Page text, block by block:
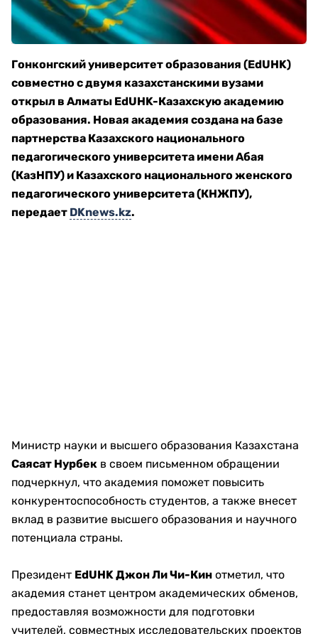
Гонконгский университет образования (EdUHK)
совместно с двумя казахстанскими вузами
открыл в Алматы EdUHK-Казахскую академию
образования. Новая академия создана на базе
партнерства Казахского национального
педагогического университета имени Абая
(КазНПУ) и Казахского национального женского
педагогического университета (КНЖПУ),
передает DKnews.kz.
Министр науки и высшего образования Казахстана
Саясат Нурбек в своем письменном обращении
подчеркнул, что академия поможет повысить
конкурентоспособность студентов, а также внесет
вклад в развитие высшего образования и научного
потенциала страны.
Президент EdUHK Джон Ли Чи-Кин отметил, что
академия станет центром академических обменов,
предоставляя возможности для подготовки
учителей, совместных исследовательских проектов